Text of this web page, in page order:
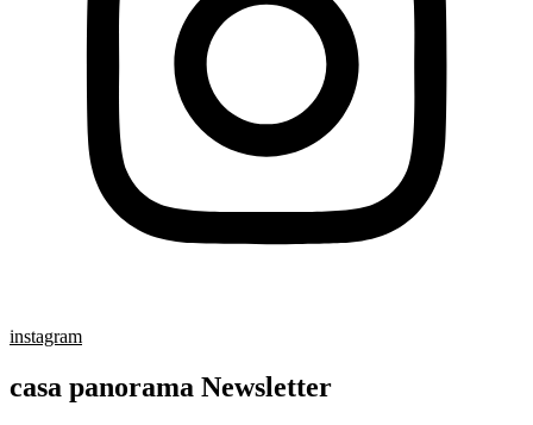
instagram
casa panorama Newsletter